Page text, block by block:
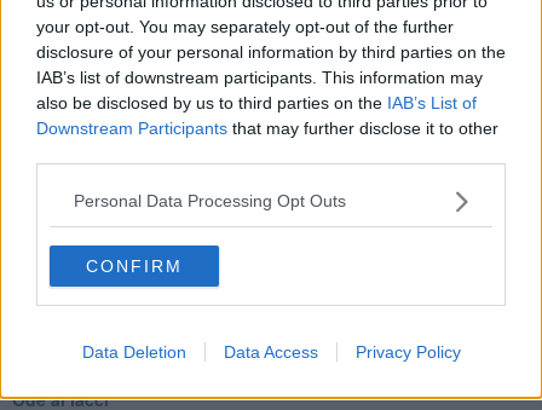
your opt-out. You may separately opt-out of the further
disclosure of your personal information by third parties on the
IAB’s list of downstream participants. This information may
also be disclosed by us to third parties on the IAB’s List of
Downstream Participants that may further disclose it to other
Personal Data Processing Opt Outs
CONFIRM
Data Deletion Data Access Privacy Policy
Gianni Micheli
Se vuoi leggere le notizie principali della Toscana iscriviti alla
Newsletter QUInews - ToscanaMedia.Arriva gratis tutti i giorni
alle 20:00 direttamente nella tua casella di posta.
Basta cliccare QUI
Ti potrebbe interessare anche:
Articoli dal Blog “Pagine allegre” di Gianni Micheli
Ode ai lacci